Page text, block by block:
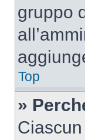
gruppo
Top
»